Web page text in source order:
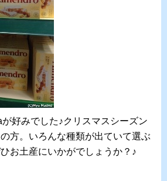
好みでした♪クリスマスシーズン
方。いろんな種類が出ていて選ぶ
お土産にいかがでしょうか？♪